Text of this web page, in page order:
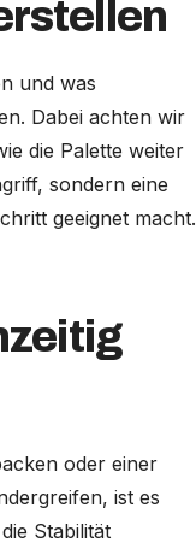
und was
Dabei achten wir
die Palette weiter
sondern eine
geeignet macht.
oder einer
ist es
Stabilität